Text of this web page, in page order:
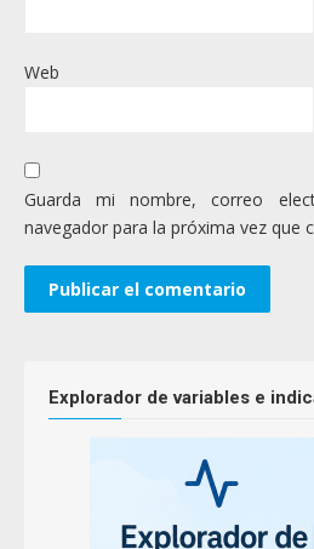
Web
Guarda mi nombre, correo
navegador para la próxima vez que
Explorador de variables e